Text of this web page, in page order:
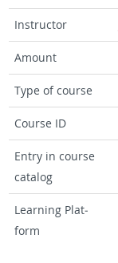
In­struc­tor
Amount
Type of course
Course ID
Entry in course
cat­a­log
Learn­ing Plat­
form